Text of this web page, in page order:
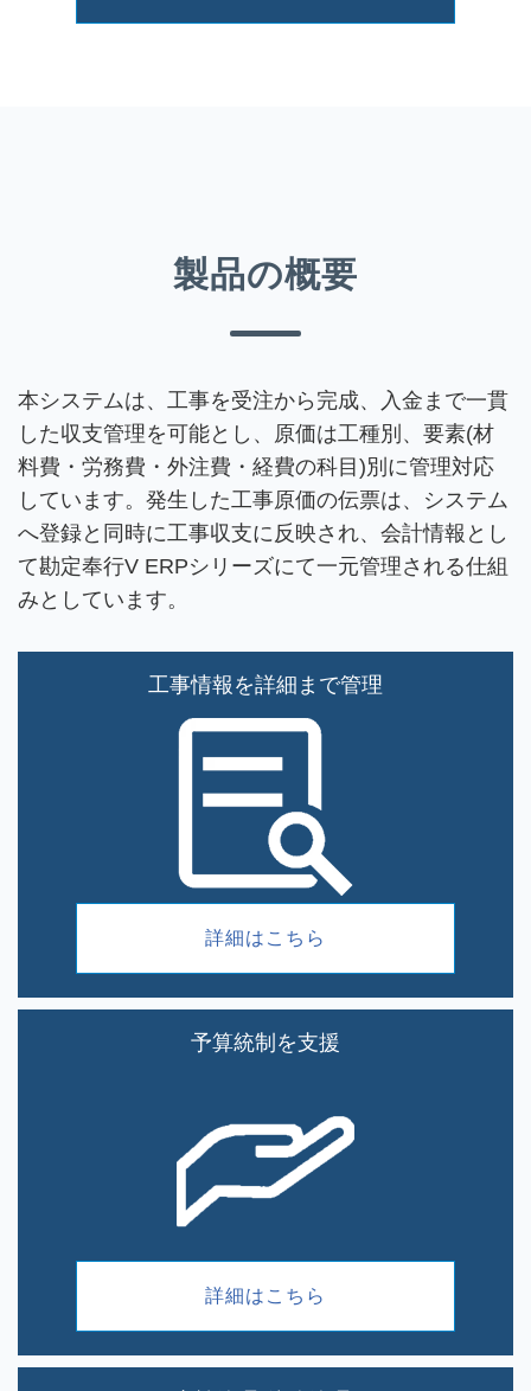
製品の概要
本システムは、工事を受注から完成、入金まで一貫
した収支管理を可能とし、原価は工種別、要素(材
料費・労務費・外注費・経費の科目)別に管理対応
しています。発生した工事原価の伝票は、システム
へ登録と同時に工事収支に反映され、会計情報とし
て勘定奉行V ERPシリーズにて一元管理される仕組
みとしています。
工事情報を詳細まで管理
詳細はこちら
予算統制を支援
詳細はこちら